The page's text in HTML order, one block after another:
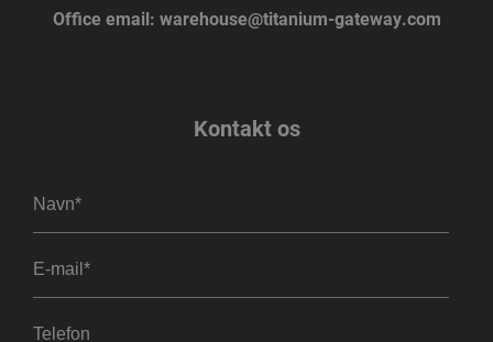
Office email: warehouse@titanium-gateway.com
Kontakt os